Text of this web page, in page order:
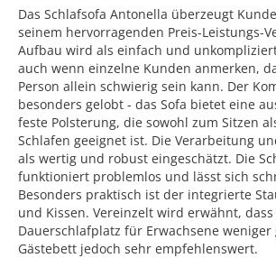
Das Schlafsofa Antonella überzeugt
seinem hervorragenden Preis-Leistungs-
Aufbau wird als einfach und
auch wenn einzelne Kunden anmerken,
Person allein schwierig sein kann. Der
besonders gelobt - das Sofa bietet eine
feste Polsterung, die sowohl zum Sitzen
Schlafen geeignet ist. Die Verarbeitung
als wertig und robust eingeschätzt. Die
funktioniert problemlos und lässt sich
Besonders praktisch ist der integrierte
und Kissen. Vereinzelt wird erwähnt, dass
Dauerschlafplatz für Erwachsene weniger
Gästebett jedoch sehr empfehlenswert.